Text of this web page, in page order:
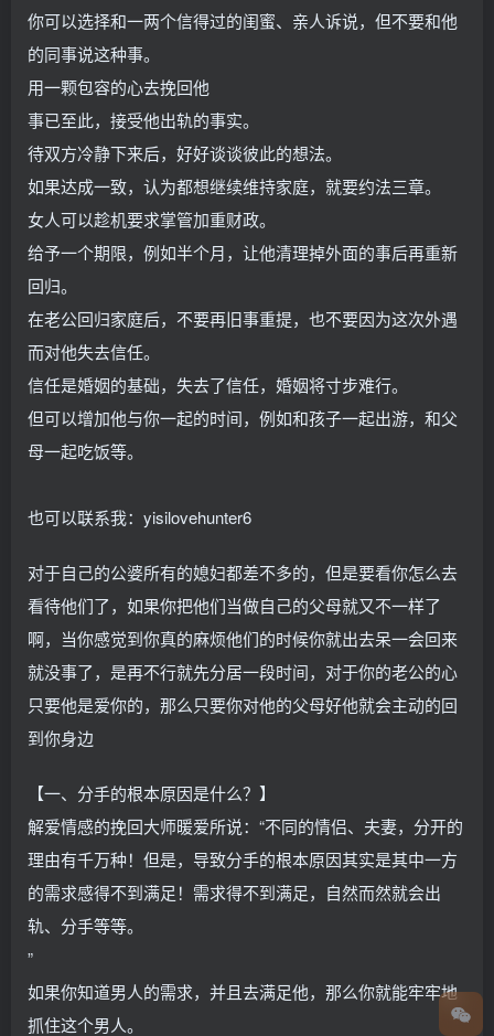
你可以选择和一两个信得过的闺蜜、亲人诉说，但不要和他
的同事说这种事。
用一颗包容的心去挽回他
事已至此，接受他出轨的事实。
待双方冷静下来后，好好谈谈彼此的想法。
如果达成一致，认为都想继续维持家庭，就要约法三章。
女人可以趁机要求掌管加重财政。
给予一个期限，例如半个月，让他清理掉外面的事后再重新
回归。
在老公回归家庭后，不要再旧事重提，也不要因为这次外遇
而对他失去信任。
信任是婚姻的基础，失去了信任，婚姻将寸步难行。
但可以增加他与你一起的时间，例如和孩子一起出游，和父
母一起吃饭等。
也可以联系我：yisilovehunter6
对于自己的公婆所有的媳妇都差不多的，但是要看你怎么去
看待他们了，如果你把他们当做自己的父母就又不一样了
啊，当你感觉到你真的麻烦他们的时候你就出去呆一会回来
就没事了，是再不行就先分居一段时间，对于你的老公的心
只要他是爱你的，那么只要你对他的父母好他就会主动的回
到你身边
【一、分手的根本原因是什么？】
解爱情感的挽回大师暖爱所说：“不同的情侣、夫妻，分开的
理由有千万种！但是，导致分手的根本原因其实是其中一方
的需求感得不到满足！需求得不到满足，自然而然就会出
轨、分手等等。
”
如果你知道男人的需求，并且去满足他，那么你就能牢牢地
抓住这个男人。